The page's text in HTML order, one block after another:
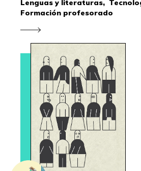
Lenguas y literaturas,
Formación profesorado